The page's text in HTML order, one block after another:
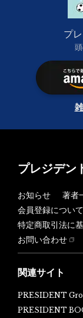
プ
プレジデン
お知らせ 著者
会員登録について
特定商取引法に
お問い合わせ
関連サイト
PRESIDENT
PRESIDENT